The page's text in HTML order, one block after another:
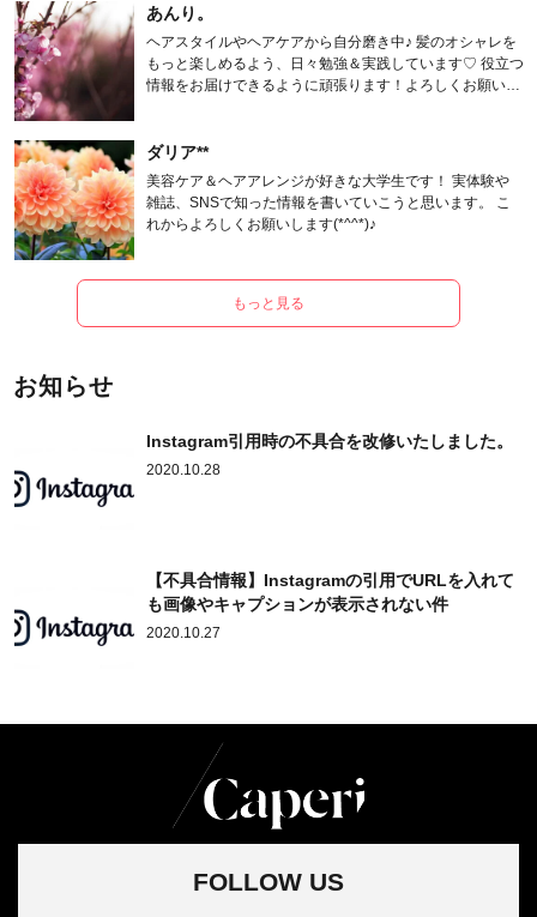
あんり。
ヘアスタイルやヘアケアから自分磨き中♪ 髪のオシャレを
もっと楽しめるよう、日々勉強＆実践しています♡ 役立つ
情報をお届けできるように頑張ります！よろしくお願いし
ダリア**
美容ケア＆ヘアアレンジが好きな大学生です！ 実体験や
雑誌、SNSで知った情報を書いていこうと思います。 こ
れからよろしくお願いします(*^^*)♪
もっと見る
お知らせ
Instagram引用時の不具合を改修いたしました。
2020.10.28
【不具合情報】Instagramの引用でURLを入れて
も画像やキャプションが表示されない件
2020.10.27
FOLLOW US